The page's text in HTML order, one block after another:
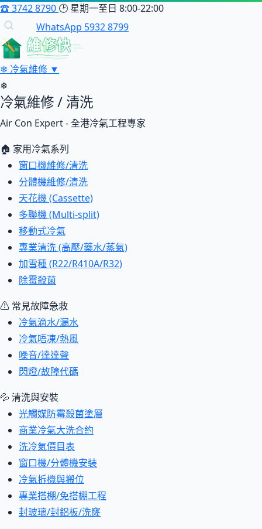
☎3742 8790 🕑 星期一至日 8:00-22:00
WhatsApp 5932 8799
維修快
❄ 冷氣維修 ▼
❄
冷氣維修 / 清洗
Air Con Expert - 全港冷氣工程專家
🏠 家用冷氣系列
窗口機維修/清洗
分體機維修/清洗
天花機 (Cassette)
多聯機 (Multi-split)
移動式冷氣
專業清洗 (高壓/藥水/蒸氣)
加雪種 (R22/R410A/R32)
除霉殺菌
⚠ 常見故障急救
冷氣滴水/漏水
冷氣唔凍/熱風
噪音/達達聲
閃燈/故障代碼
💦 清洗與安裝
光觸媒防霉殺菌塗層
商業冷氣大洗合約
洗冷氣價目表
窗口機/分體機安裝
冷氣拆機與搬位
專業搭棚/免搭棚工程
封玻璃/封鋁板/洗窿